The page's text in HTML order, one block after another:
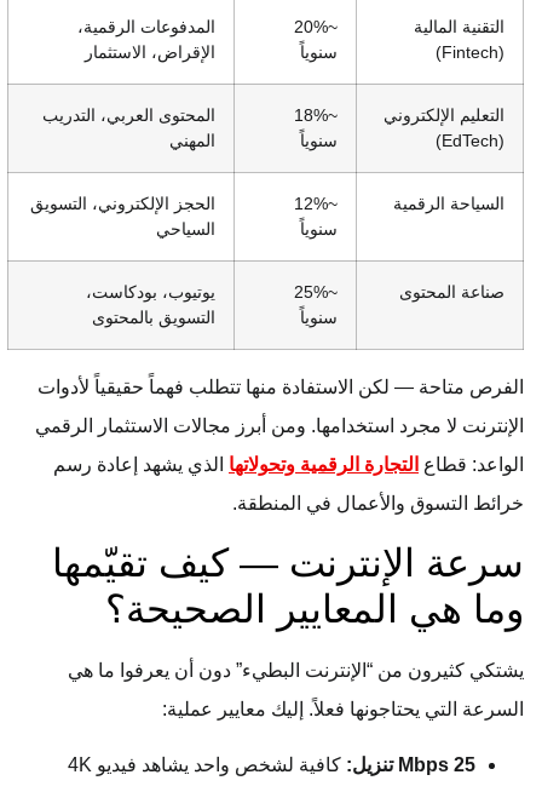
التقنية المالية
(Fintech)
~20%
سنوياً
المدفوعات الرقمية،
الإقراض، الاستثمار
التعليم الإلكتروني
(EdTech)
~18%
سنوياً
المحتوى العربي، التدريب
المهني
السياحة الرقمية
~12%
سنوياً
الحجز الإلكتروني، التسويق
السياحي
صناعة المحتوى
~25%
سنوياً
يوتيوب، بودكاست،
التسويق بالمحتوى
الفرص متاحة — لكن الاستفادة منها تتطلب فهماً حقيقياً لأدوات
الإنترنت لا مجرد استخدامها. ومن أبرز مجالات الاستثمار الرقمي
الواعد: قطاع التجارة الرقمية وتحولاتها الذي يشهد إعادة رسم
خرائط التسوق والأعمال في المنطقة.
سرعة الإنترنت — كيف تقيّمها
وما هي المعايير الصحيحة؟
يشتكي كثيرون من “الإنترنت البطيء” دون أن يعرفوا ما هي
السرعة التي يحتاجونها فعلاً. إليك معايير عملية:
25 Mbps تنزيل:
كافية لشخص واحد يشاهد فيديو 4K